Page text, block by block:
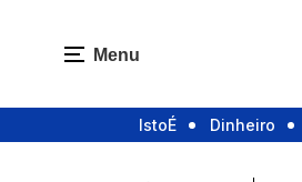
Menu
IstoÉ Dinheiro